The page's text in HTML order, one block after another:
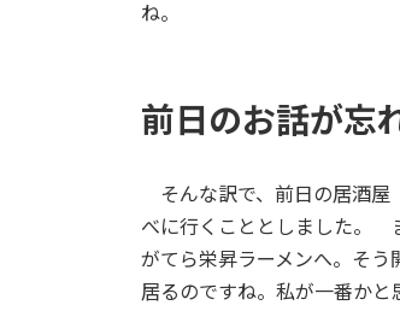
ね。
前日のお話が忘
そんな訳で、前日の居酒屋
べに行くこととしました。
がてら栄昇ラーメンへ。そ
居るのですね。私が一番か